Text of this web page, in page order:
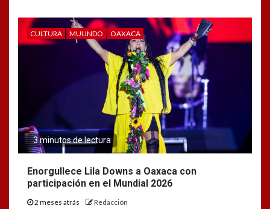
CULTURA MUUNDO OAXACA
3 minutos de lectura
Enorgullece Lila Downs a Oaxaca con
participación en el Mundial 2026
2 meses atrás Redacción